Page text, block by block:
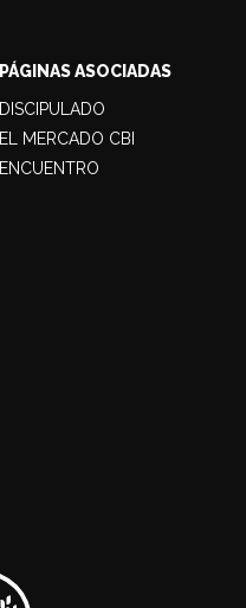
PÁGINAS ASOCIADAS
DISCIPULADO
EL MERCADO CBI
ENCUENTRO